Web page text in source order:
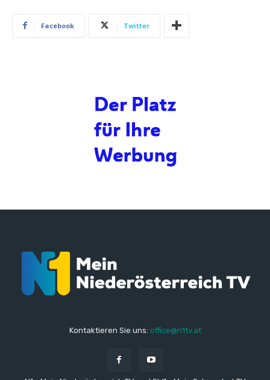
Facebook Twitter
Kontaktieren Sie uns: office@n1tv.at